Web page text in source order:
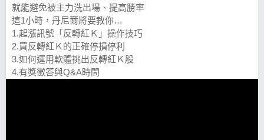
就能避免被主力洗出場、提高勝率
這1小時，丹尼爾將要教你…
1.起漲訊號「反轉紅Ｋ」操作技巧
2.買反轉紅Ｋ的正確停損停利
3.如何運用軟體挑出反轉紅Ｋ股
4.有獎徵答與Q&A時間